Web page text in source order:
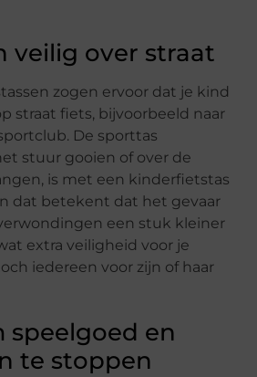
veilig over straat
zogen ervoor dat je kind
straat fiets, bijvoorbeeld naar
De sporttas
stuur gooien of over de
is met een kinderfietstas
dat betekent dat het gevaar
een stuk kleiner
extra veiligheid voor je
iedereen voor zijn of haar
speelgoed en
te stoppen